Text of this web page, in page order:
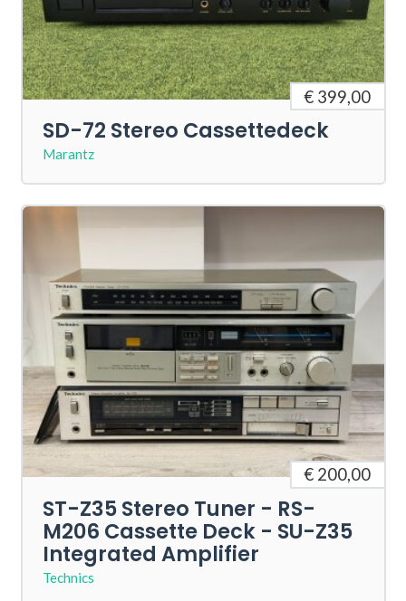
€ 399,00
SD-72 Stereo Cassettedeck
Marantz
€ 200,00
ST-Z35 Stereo Tuner - RS-
M206 Cassette Deck - SU-Z35
Integrated Amplifier
Technics